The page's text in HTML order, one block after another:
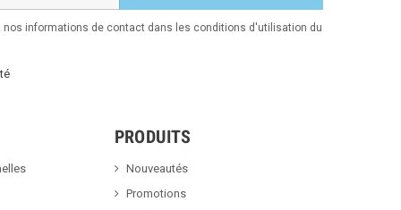
informations de contact dans les conditions d'utilisation du
PRODUITS
Nouveautés
Promotions